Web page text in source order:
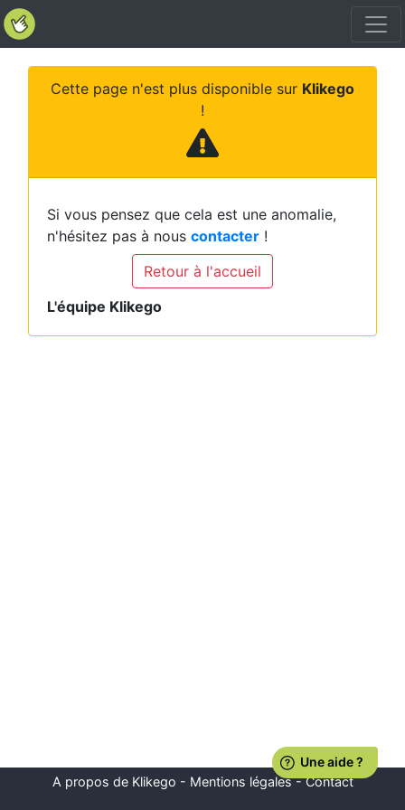
Cette page n'est plus disponible sur Klikego
!
Si vous pensez que cela est une anomalie,
n'hésitez pas à nous contacter !
Retour à l'accueil
L'équipe Klikego
A propos de Klikego - Mentions légales-Contact